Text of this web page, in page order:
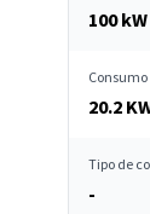
100 kW
20.2
Tipo de
-